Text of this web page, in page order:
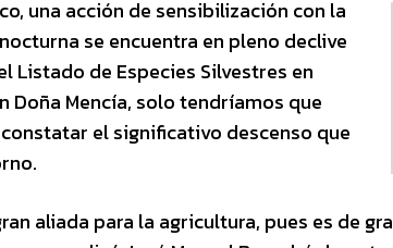
una acción de sensibilización con la
se encuentra en pleno declive
Listado de Especies Silvestres en
Doña Mencía, solo tendríamos que
el significativo descenso que
aliada para la agricultura, pues es de